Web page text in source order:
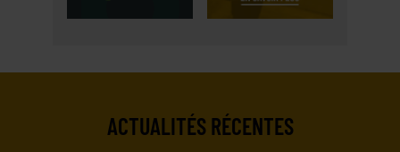
ACTUALITÉS RÉCENTES